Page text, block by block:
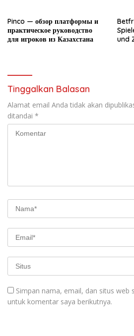
Pinco — обзор платформы и
практическое руководство
для игроков из Казахстана
und
Tinggalkan Balasan
Alamat email Anda tidak akan
ditandai *
Simpan nama, email, dan situs web
untuk komentar saya berikutnya.